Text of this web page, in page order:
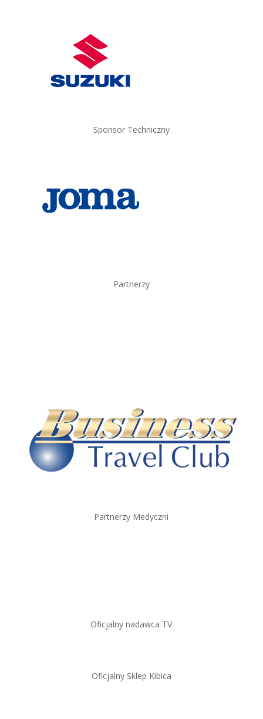
Sponsor Techniczny
Partnerzy
Partnerzy Medyczni
Oficjalny nadawca TV
Oficjalny Sklep Kibica